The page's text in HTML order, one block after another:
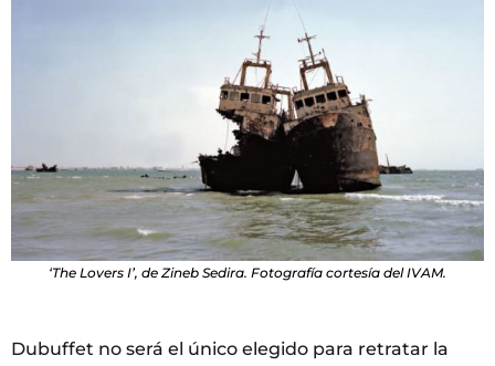
‘The Lovers I’, de Zineb Sedira. Fotografía cortesía del IVAM.
Dubuffet no será el único elegido para retratar la